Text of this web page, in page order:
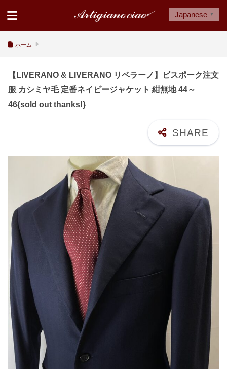
ホーム
【LIVERANO & LIVERANO リベラーノ】ビスポーク注文
服 カシミヤ毛 定番ネイビージャケット 紺無地 44～
46{sold out thanks!}
Japanese ▼